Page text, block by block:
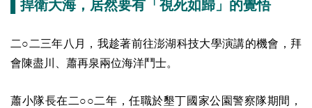
▌捍衛大海，居然要有「視死如歸」的覺悟
二○二三年八月，我趁著前往澎湖科技大學演講的機會，拜
會陳盡川、蕭再泉兩位海洋鬥士。
蕭小隊長在二○○二年，任職於墾丁國家公園警察隊期間，